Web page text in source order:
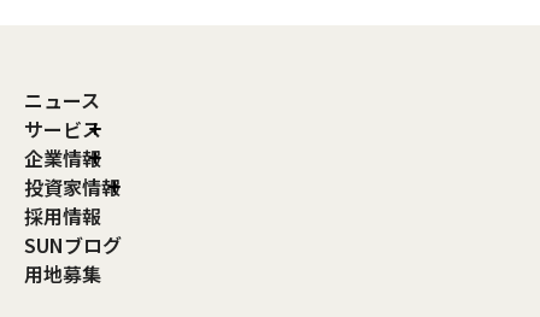
ニュース
サービス
企業情報
投資家情報
採用情報
SUNブログ
用地募集